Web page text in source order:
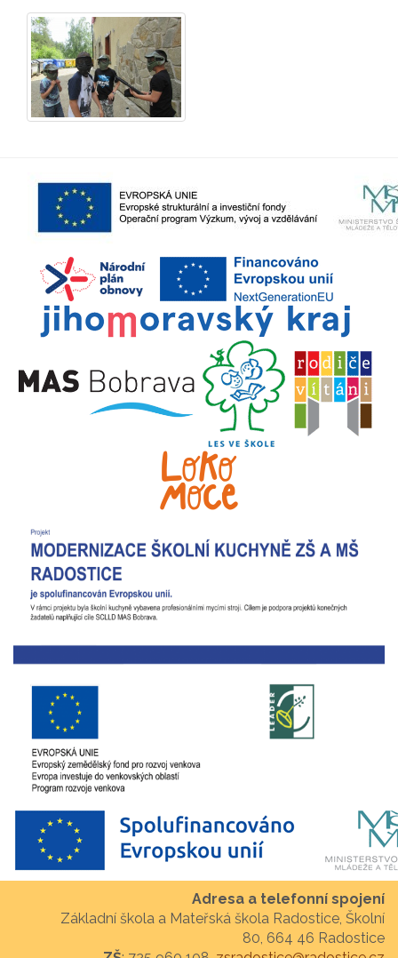
Adresa a telefonní spojení
Základní škola a Mateřská škola Radostice, Školní
80, 664 46 Radostice